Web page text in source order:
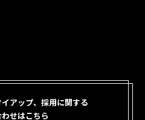
アップ、採用に関する
せはこちら